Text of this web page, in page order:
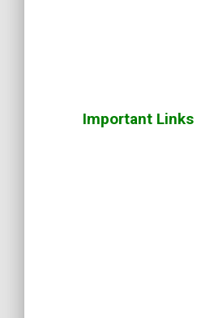
Important Links